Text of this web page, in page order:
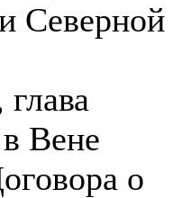
Вене
о